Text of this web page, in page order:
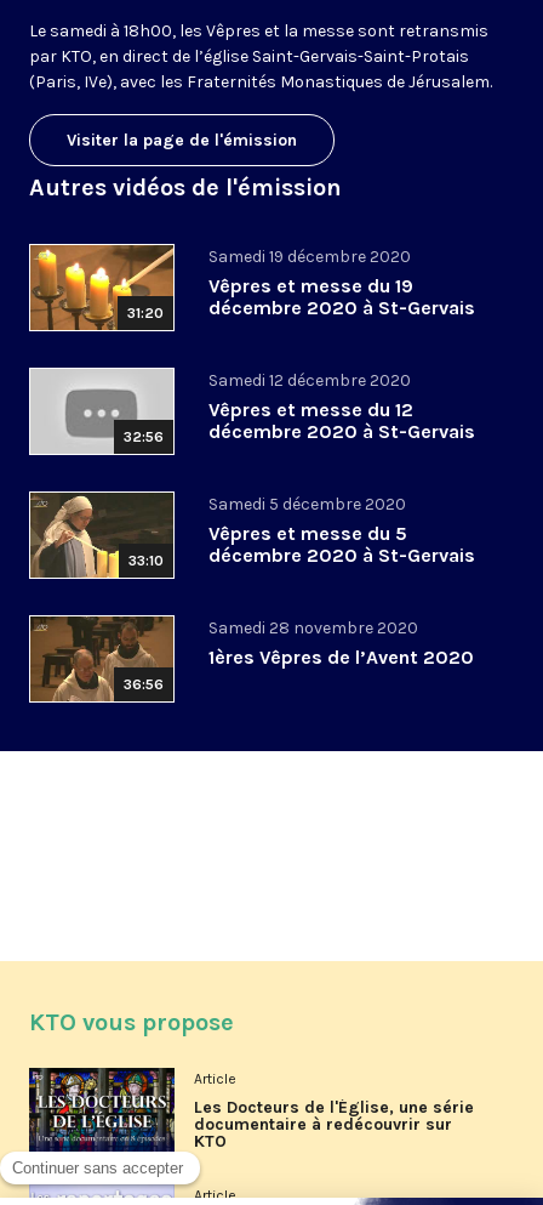
Le samedi à 18h00, les Vêpres et la messe sont retransmis
par KTO, en direct de l’église Saint-Gervais-Saint-Protais
(Paris, IVe), avec les Fraternités Monastiques de Jérusalem.
Visiter la page de l'émission
Autres vidéos de l'émission
31:20
Samedi 19 décembre 2020
Vêpres et messe du 19
décembre 2020 à St-Gervais
32:56
Samedi 12 décembre 2020
Vêpres et messe du 12
décembre 2020 à St-Gervais
33:10
Samedi 5 décembre 2020
Vêpres et messe du 5
décembre 2020 à St-Gervais
36:56
Samedi 28 novembre 2020
1ères Vêpres de l’Avent 2020
KTO vous propose
Article
Les Docteurs de l'Église, une série
documentaire à redécouvrir sur
KTO
Article